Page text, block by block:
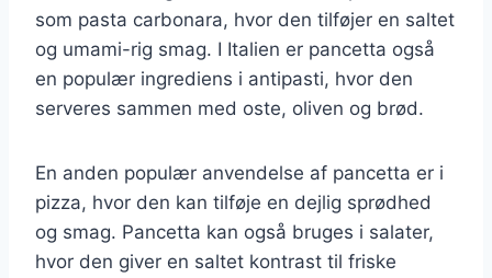
som pasta carbonara, hvor den tilføjer en saltet
og umami-rig smag. I Italien er pancetta også
en populær ingrediens i antipasti, hvor den
serveres sammen med oste, oliven og brød.
En anden populær anvendelse af pancetta er i
pizza, hvor den kan tilføje en dejlig sprødhed
og smag. Pancetta kan også bruges i salater,
hvor den giver en saltet kontrast til friske